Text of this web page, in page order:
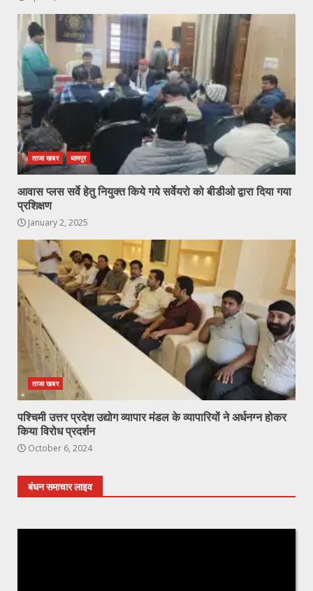
ताजा खबर धामपुर
आवास प्लस सर्वे हेतु नियुक्त किये गये सर्वेयरो को बीडीओ द्वारा दिया गया
प्रशिक्षण
January 2, 2025
ताजा खबर
पश्चिमी उत्तर प्रदेश उद्योग व्यापार मंडल के व्यापारियों ने अर्धनग्न होकर
किया विरोध प्रदर्शन
October 6, 2024
बंधन समाचार लाइव